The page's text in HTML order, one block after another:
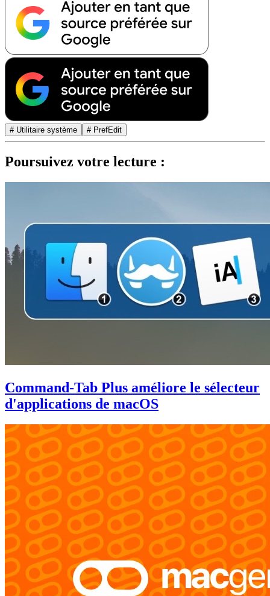
# Utilitaire système # PrefEdit
Poursuivez votre lecture :
Command-Tab Plus améliore le sélecteur
d'applications de macOS